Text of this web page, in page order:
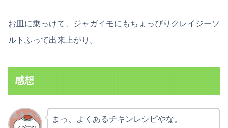
お皿に乗っけて、ジャガイモにもちょっぴりクレイジーソ
ルトふって出来上がり。
感想
まっ、よくあるチキンレシピやな。